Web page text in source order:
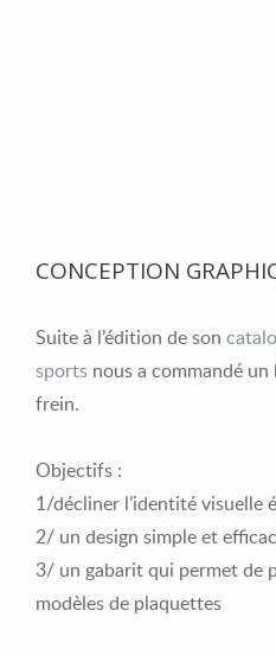
CONCEPTION
Suite à l’édition de son
sports nous a commandé
frein.
Objectifs :
1/décliner l’identité visuelle
2/ un design simple et
3/ un gabarit qui permet de
modèles de plaquettes